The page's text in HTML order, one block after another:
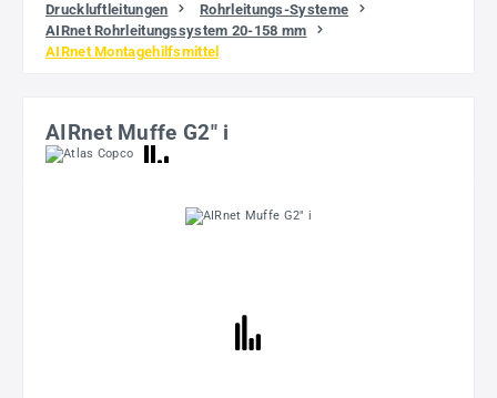
Druckluftleitungen
Rohrleitungs-Systeme
AIRnet Rohrleitungssystem 20-158 mm
AIRnet Montagehilfsmittel
AIRnet Muffe G2" i
Bildergalerie überspringen